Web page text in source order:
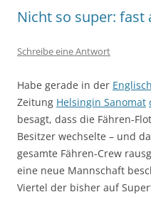
Nicht so super: fast
Schreibe eine Antwort
Habe gerade in der
Zeitung Helsingin Sanomat
besagt, dass die Fähren-
Besitzer wechselte – und
gesamte Fähren-Crew
eine neue Mannschaft
Viertel der bisher auf